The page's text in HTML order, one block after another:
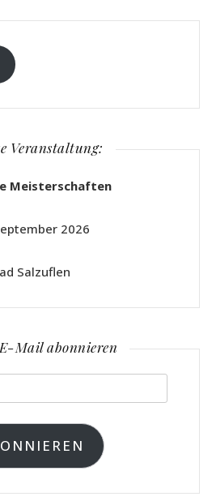
Veranstaltung:
Meisterschaften
2026
Salzuflen
Mail abonnieren